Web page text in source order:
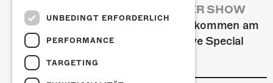
AIRBOURNE - SPECIAL SUMMER SHOW
Wow, das ist ein Ding! Airbourne kommen am
MI, 22. Juli 2026 für eine exklusive Special
Summer Show ins Kofmehl.
UNBEDINGT ERFORDERLICH
PERFORMANCE
TARGETING